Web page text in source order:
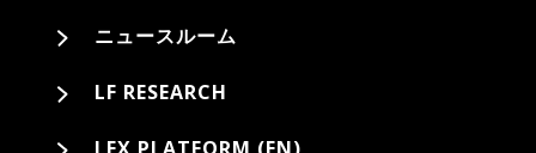
ニュースルーム
LF RESEARCH